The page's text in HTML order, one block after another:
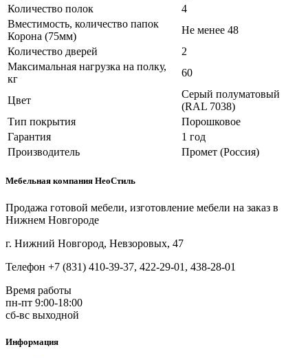
Количество полок
4
Вместимость, количество папок
Корона (75мм)
Не менее 48
Количество дверей
2
Максимальная нагрузка на полку,
кг
60
Цвет
Серый полуматовый
(RAL 7038)
Тип покрытия
Порошковое
Гарантия
1 год
Производитель
Промет (Россия)
Мебельная компания НеоСтиль
Продажа готовой мебели, изготовление мебели на заказ в
Нижнем Новгороде
г. Нижний Новгород, Невзоровых, 47
Телефон +7 (831) 410-39-37, 422-29-01, 438-28-01
Время работы
пн-пт 9:00-18:00
сб-вс выходной
Информация